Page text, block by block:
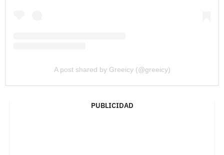
A post shared by Greeicy (@greeicy)
PUBLICIDAD